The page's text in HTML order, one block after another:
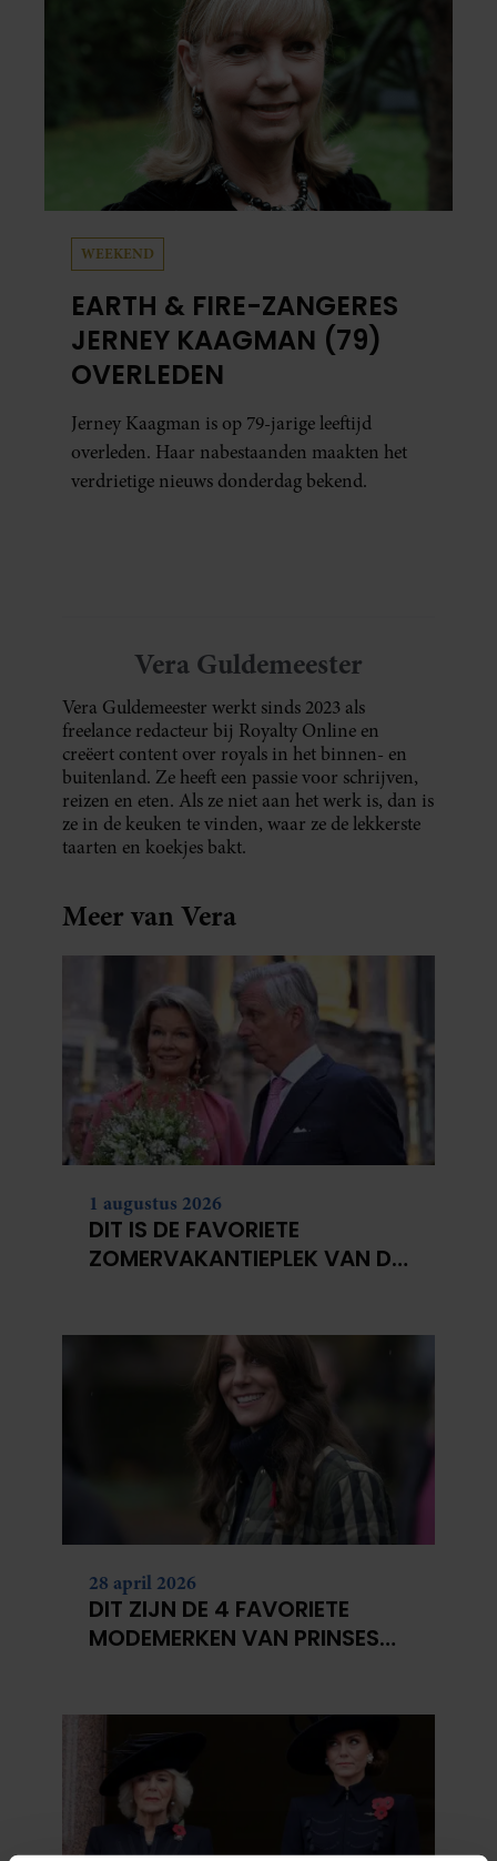
WEEKEND
EARTH & FIRE-ZANGERES
JERNEY KAAGMAN (79)
OVERLEDEN
Jerney Kaagman is op 79-jarige leeftijd
overleden. Haar nabestaanden maakten het
verdrietige nieuws donderdag bekend.
Vera Guldemeester
Vera Guldemeester werkt sinds 2023 als
freelance redacteur bij Royalty Online en
creëert content over royals in het binnen- en
buitenland. Ze heeft een passie voor schrijven,
reizen en eten. Als ze niet aan het werk is, dan is
ze in de keuken te vinden, waar ze de lekkerste
taarten en koekjes bakt.
Meer van Vera
1 augustus 2026
DIT IS DE FAVORIETE
ZOMERVAKANTIEPLEK VAN DE
28 april 2026
DIT ZIJN DE 4 FAVORIETE
MODEMERKEN VAN PRINSES